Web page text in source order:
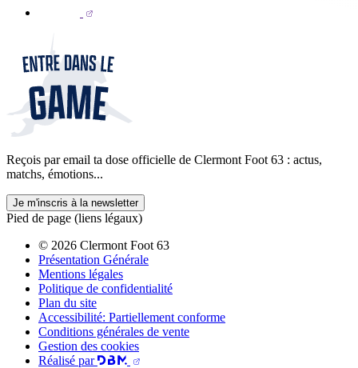
Reçois par email ta dose officielle de Clermont Foot 63 : actus,
matchs, émotions...
Je m'inscris à la newsletter
Pied de page (liens légaux)
© 2026 Clermont Foot 63
Présentation Générale
Mentions légales
Politique de confidentialité
Plan du site
Accessibilité: Partiellement conforme
Conditions générales de vente
Gestion des cookies
Réalisé par